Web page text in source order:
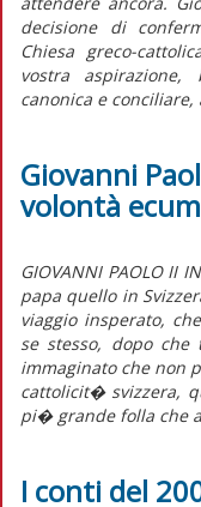
decisione di
Chiesa greco-
vostra
canonica e
Giovanni
volontà
GIOVANNI PAOLO II
papa quello in
viaggio insperato,
se stesso, dopo
immaginato che non
cattolicit� svizzera,
pi� grande folla che
I conti del